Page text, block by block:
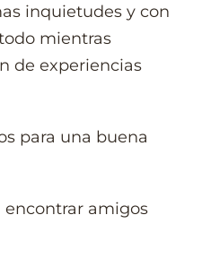
inquietudes y con
mientras
de experiencias
para una buena
encontrar amigos